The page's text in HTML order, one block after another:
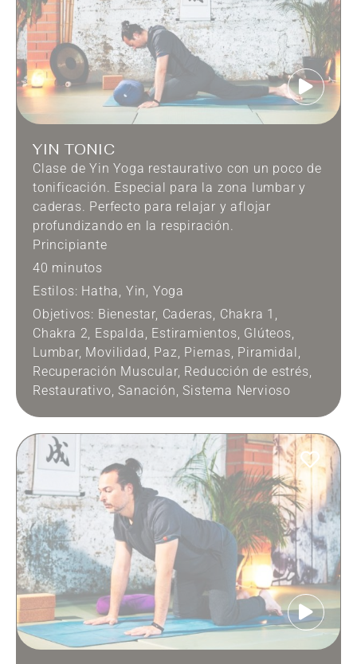
YIN TONIC
Clase de Yin Yoga restaurativo con un poco de
tonificación. Especial para la zona lumbar y
caderas. Perfecto para relajar y aflojar
profundizando en la respiración.
Principiante
40 minutos
Estilos: Hatha, Yin, Yoga
Objetivos: Bienestar, Caderas, Chakra 1 ,
Chakra 2, Espalda, Estiramientos, Glúteos,
Lumbar, Movilidad, Paz, Piernas, Piramidal,
Recuperación Muscular, Reducción de estrés,
Restaurativo,Sanación,Sistema Nervioso